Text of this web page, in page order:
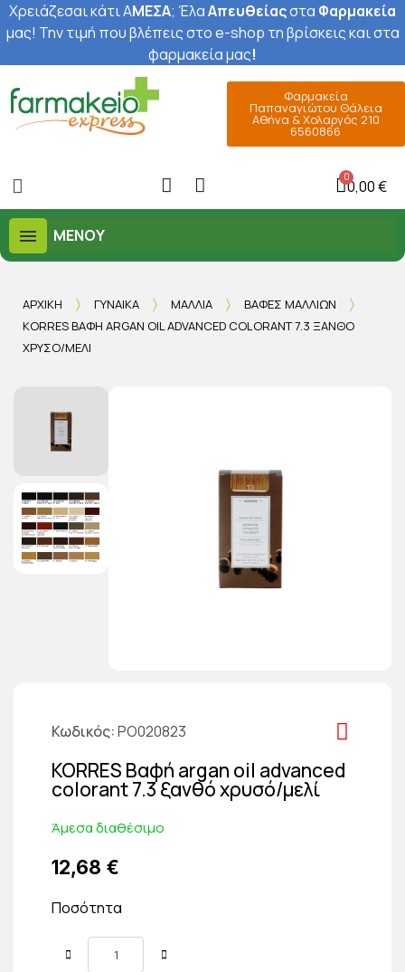
Χρειάζεσαι κάτι ΑΜΕΣΑ; ΈλαΑπευθείαςστα Φαρμακεία
μας! Την τιμή που βλέπεις στο e-shop τη βρίσκεις και στα
φαρμακεία μας!
Φαρμακεία
Παπαναγιώτου Θάλεια
Αθήνα & Χολαργός 210
6560866
0,00 €
ΜΕΝΟΎ
ΑΡΧΙΚΉ ΓΥΝΑΊΚΑ ΜΑΛΛΙΆ
ΒΑΦΈΣ ΜΑΛΛΙΏΝ
KORRES ΒΑΦΉ ARGAN OIL ADVANCED COLORANT 7.3 ΞΑΝΘΌ
ΧΡΥΣΌ/ΜΕΛΊ
Κωδικός PO020823
KORRES Βαφή argan oil advanced
colorant 7.3 ξανθό χρυσό/μελί
Άμεσα διαθέσιμο
12,68 €
Ποσότητα